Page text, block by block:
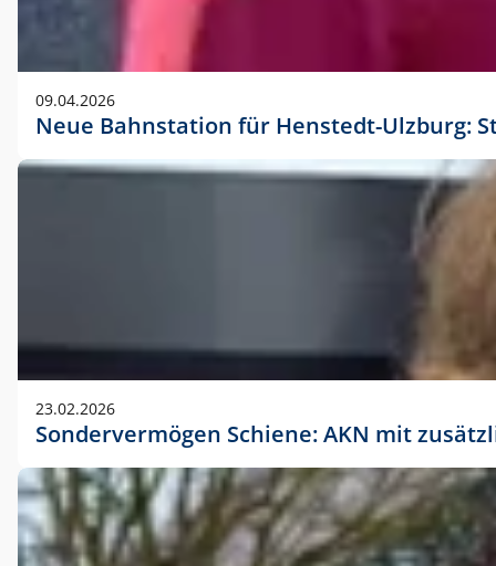
09.04.2026
Neue Bahnstation für Henstedt-Ulzburg:
23.02.2026
Sondervermögen Schiene: AKN mit